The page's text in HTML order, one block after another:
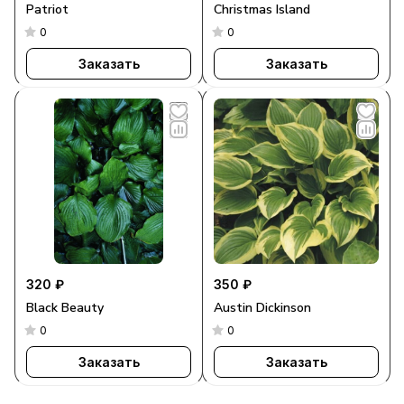
Patriot
0
Заказать
Christmas Island
0
Заказать
320 ₽
Black Beauty
0
Заказать
350 ₽
Austin Dickinson
0
Заказать